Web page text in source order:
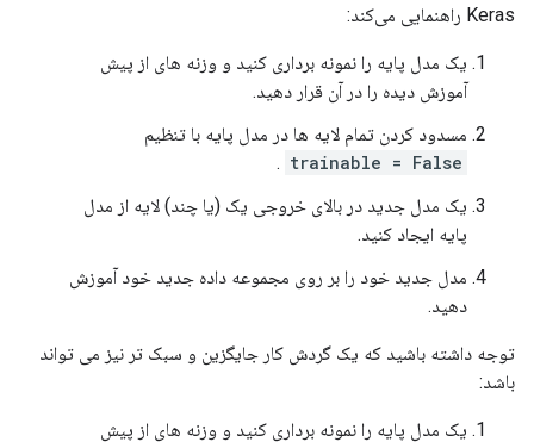
Keras راهنمایی می‌کند:
یک مدل پایه را نمونه برداری کنید و وزنه های از پیش
آموزش دیده را در آن قرار دهید.
مسدود کردن تمام لایه ها در مدل پایه با تنظیم
trainable = False
.
یک مدل جدید در بالای خروجی یک (یا چند) لایه از مدل
پایه ایجاد کنید.
مدل جدید خود را بر روی مجموعه داده جدید خود آموزش
دهید.
توجه داشته باشید که یک گردش کار جایگزین و سبک تر نیز می تواند
باشد:
یک مدل پایه را نمونه برداری کنید و وزنه های از پیش